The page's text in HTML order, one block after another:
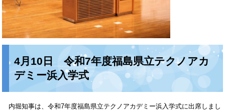
4月10日 令和7年度福島県立テクノアカ
デミー浜入学式
内堀知事は、令和7年度福島県立テクノアカデミー浜入学式に出席しまし